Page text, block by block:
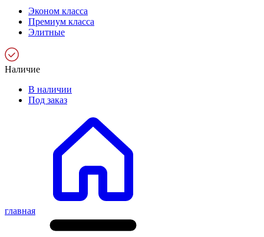
Эконом класса
Премиум класса
Элитные
Наличие
В наличии
Под заказ
главная